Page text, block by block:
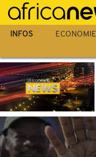
Passer
au
contenu
INFOS ECONOMIE